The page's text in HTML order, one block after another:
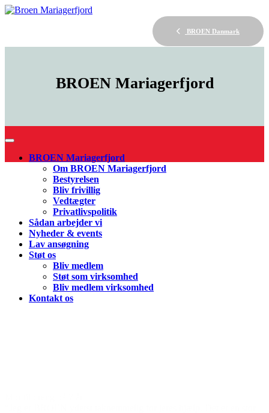
BROEN Danmark
BROENMariagerfjord
BROEN Mariagerfjord
Om BROEN Mariagerfjord
Bestyrelsen
Bliv frivillig
Vedtægter
Privatlivspolitik
Sådan arbejder vi
Nyheder & events
Lav ansøgning
Støt os
Bliv medlem
Støt som virksomhed
Bliv medlem virksomhed
Kontakt os